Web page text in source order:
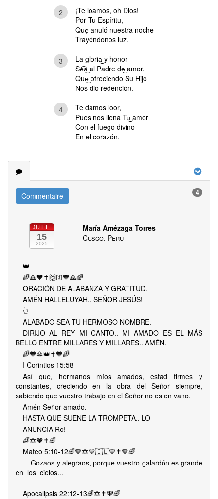
2
¡Te loamos, oh Dios!
Por Tu Espíritu,
Que͜ anuló nuestra noche
Trayéndonos luz.
3
La gloria͜ y honor
Se͡a͜ al Padre de͜ amor,
Que͜ ofreciendo Su Hijo
Nos dio redención.
4
Te damos loor,
Pues nos llena Tu͜ amor
Con el fuego divino
En el corazón.
Commentaire 4
JUILL.
15
2025
María Amézaga Torres
Cusco, Peru
👑
🌈🙏🧡✝️🙌🛐🧡🙏🌈
ORACIÓN DE ALABANZA Y GRATITUD.
AMÉN HALLELUYAH.. SEÑOR JESÚS!
👆
ALABADO SEA TU HERMOSO NOMBRE.
DIRIJO AL REY MI CANTO.. MI AMADO ES EL MÁS
BELLO ENTRE MILLARES Y MILLARES.. AMÉN.
🌈🧡🔯👑✝️🧡🌈
I Corintios 15:58
Así que, hermanos míos amados, estad firmes y
constantes, creciendo en la obra del Señor siempre,
sabiendo que vuestro trabajo en el Señor no es en vano.
Amén Señor amado.
HASTA QUE SUENE LA TROMPETA.. LO
ANUNCIA Re!
🌈🔯🧡✝️🌈
Mateo 5:10-12🌈🧡🔯💙🇮🇱💙✝️🧡🌈
... Gozaos y alegraos, porque vuestro galardón es grande
en los cielos...
Apocalipsis 22:12-13🌈🔯✝️🕎🌈